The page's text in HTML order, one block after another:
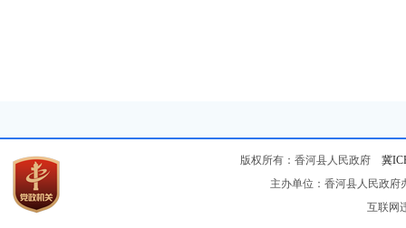
版权所有：香河县人民政府 冀
主办单位：香河县人民政
互联网